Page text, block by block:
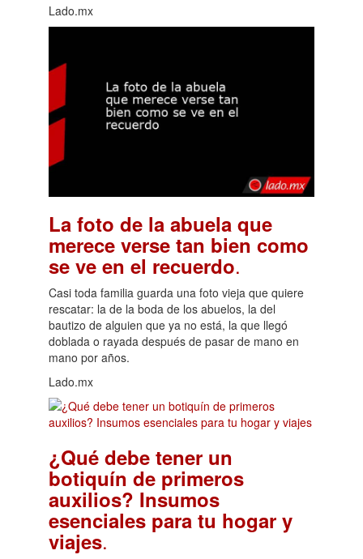
Lado.mx
La foto de la abuela que
merece verse tan bien como
se ve en el recuerdo.
Casi toda familia guarda una foto vieja que quiere
rescatar: la de la boda de los abuelos, la del
bautizo de alguien que ya no está, la que llegó
doblada o rayada después de pasar de mano en
mano por años.
Lado.mx
¿Qué debe tener un
botiquín de primeros
auxilios? Insumos
esenciales para tu hogar y
viajes.